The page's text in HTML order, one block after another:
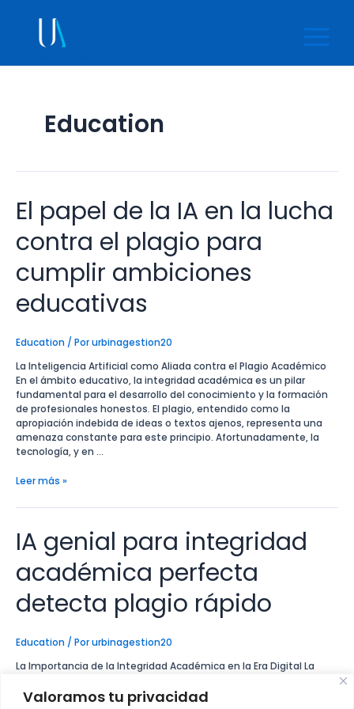
Valoramos tu privacidad
Menu
Education
El papel de la IA en la lucha
contra el plagio para
cumplir ambiciones
educativas
Education / Porurbinagestion20
La Inteligencia Artificial como Aliada contra el Plagio Académico
En el ámbito educativo, la integridad académica es un pilar
fundamental para el desarrollo del conocimiento y la formación
de profesionales honestos. El plagio, entendido como la
apropiación indebida de ideas o textos ajenos, representa una
amenaza constante para este principio. Afortunadamente, la
tecnología, y en …
El
papel
la
en
lucha
contra
plagio
cumplir
ambiciones
educativas
Leer más »
IA genial para integridad
académica perfecta
detecta plagio rápido
Education / Porurbinagestion20
La Importancia de la Integridad Académica en la Era Digital La
construye el conocimiento y se valora la educación. En un mundo
IA
genial
integridad
perfecta
rápido